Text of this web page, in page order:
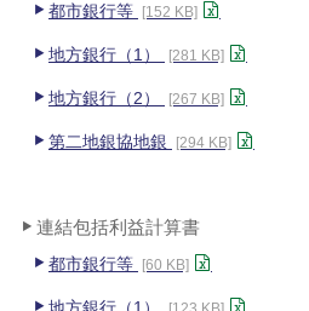
都市銀行等 [152 KB]
地方銀行（1） [281 KB]
地方銀行（2） [267 KB]
第二地銀協地銀 [294 KB]
連結包括利益計算書
都市銀行等 [60 KB]